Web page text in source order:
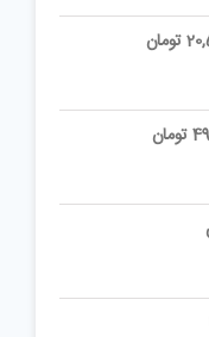
تومان
تومان